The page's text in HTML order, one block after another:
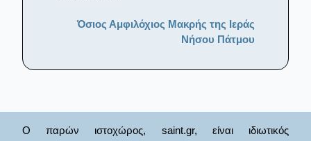
Όσιος Αμφιλόχιος Μακρής της Ιεράς
Νήσου Πάτμου
Ο παρών ιστοχώρος, saint.gr, είναι ιδιωτικός